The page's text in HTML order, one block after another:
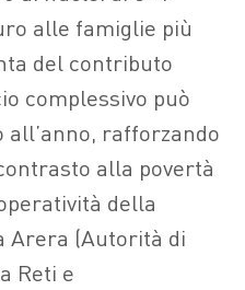
alle famiglie più
del contributo
complessivo può
rafforzando
alla povertà
della
Arera (Autorità di
Reti e